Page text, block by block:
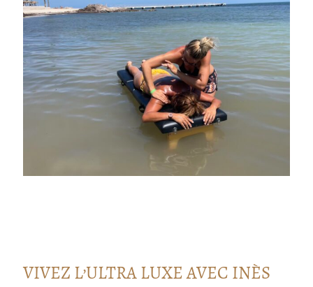
VIVEZ L’ULTRA LUXE AVEC INÈS